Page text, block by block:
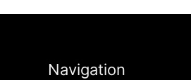
Navigation